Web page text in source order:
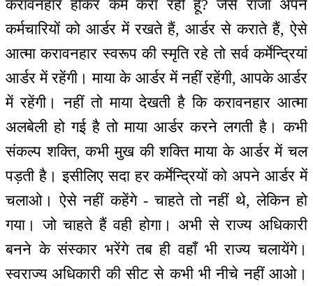
करावनहार होकर कर्म करा रही हूँ? जैसे राजा अपने
कर्मचारियों को आर्डर में रखते हैं, आर्डर से कराते हैं, ऐसे
आत्मा करावनहार स्वरूप की स्मृति रहे तो सर्व कर्मेन्द्रियां
आर्डर में रहेंगी। माया के आर्डर में नहीं रहेंगी, आपके आर्डर
में रहेंगी। नहीं तो माया देखती है कि करावनहार आत्मा
अलबेली हो गई है तो माया आर्डर करने लगती है। कभी
संकल्प शक्ति, कभी मुख की शक्ति माया के आर्डर में चल
पड़ती है। इसीलिए सदा हर कर्मेन्द्रियों को अपने आर्डर में
चलाओ। ऐसे नहीं कहेंगे - चाहते तो नहीं थे, लेकिन हो
गया। जो चाहते हैं वही होगा। अभी से राज्य अधिकारी
बनने के संस्कार भरेंगे तब ही वहाँ भी राज्य चलायेंगे।
स्वराज्य अधिकारी की सीट से कभी भी नीचे नहीं आओ।